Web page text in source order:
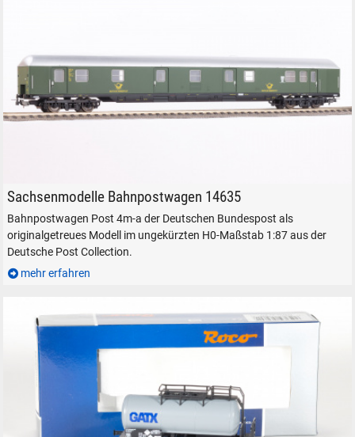
Sachsenmodelle Bahnpostwagen 14635 Post 4m-a Deutsche Post
Sachsenmodelle Bahnpostwagen 14635
Bahnpostwagen Post 4m-a der Deutschen Bundespost als
originalgetreues Modell im ungekürzten H0-Maßstab 1:87 aus der
Deutsche Post Collection.
mehr erfahren